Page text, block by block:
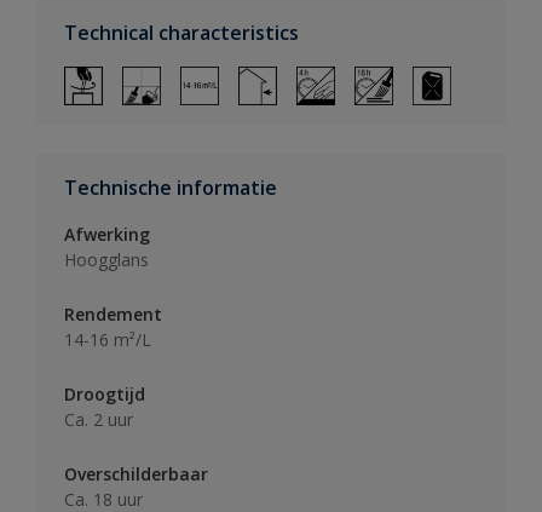
Technical characteristics
Technische informatie
Afwerking
Hoogglans
Rendement
14-16 m²/L
Droogtijd
Ca. 2 uur
Overschilderbaar
Ca. 18 uur